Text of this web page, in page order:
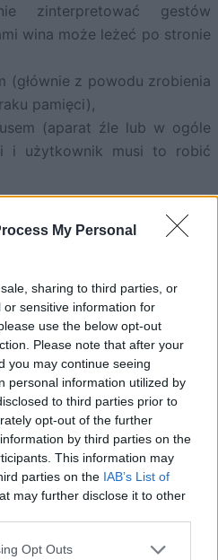
My Personal
sharing to third parties, or
sensitive information for
use the below opt-out
Please note that after your
you may continue seeing
personal information utilized by
to third parties prior to
opt-out of the further
by third parties on the
This information may
parties on the IAB’s List of
may further disclose it to other
app uses one or more Google
Opt Outs
zinterpretować gestów
wina może leżeć po stronie
(głównie z powodu zrobienia
pamięci),
(aparat źle lub w ogóle
i użytkownik musi to robić
pojawiać się w Twoich wynikach
Udostępnij
Tabletowo.pl
zaczęła się od
po dziś dzień. Z dużym
rynek i pojawiające się na